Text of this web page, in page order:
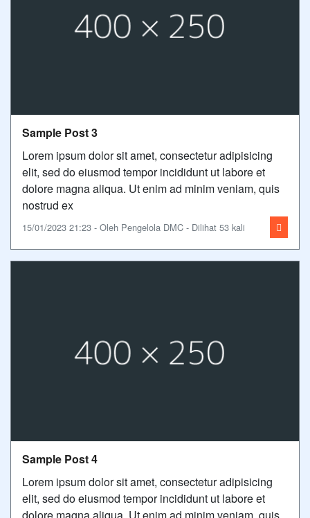
Sample Post 3
Lorem ipsum dolor sit amet, consectetur adipisicing
elit, sed do eiusmod tempor incididunt ut labore et
dolore magna aliqua. Ut enim ad minim veniam, quis
nostrud ex
15/01/2023 21:23 - Oleh Pengelola DMC - Dilihat 53 kali
Sample Post 4
Lorem ipsum dolor sit amet, consectetur adipisicing
elit, sed do eiusmod tempor incididunt ut labore et